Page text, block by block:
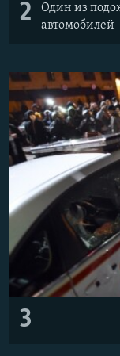
2
Один из
автомобилей
3